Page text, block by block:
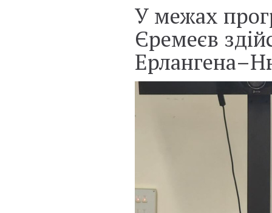
У межах
Єремеєв